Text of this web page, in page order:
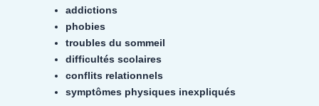
addictions
phobies
troubles du sommeil
difficultés scolaires
conflits relationnels
symptômes physiques inexpliqués